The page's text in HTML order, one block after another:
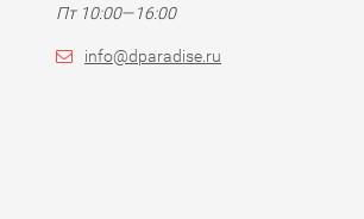
Пт 10:00—16:00
info@dparadise.ru